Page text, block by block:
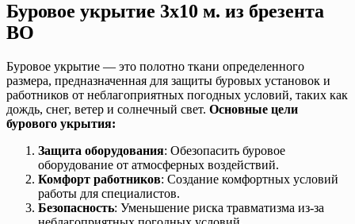
Буровое укрытие 3х10 м. из брезента
ВО
Буровое укрытие — это полотно ткани определенного
размера, предназначенная для защиты буровых установок и
работников от неблагоприятных погодных условий, таких как
дождь, снег, ветер и солнечный свет. Основные цели
бурового укрытия:
Защита оборудования: Обезопасить буровое
оборудование от атмосферных воздействий.
Комфорт работников: Создание комфортных условий
работы для специалистов.
Безопасность: Уменьшение риска травматизма из-за